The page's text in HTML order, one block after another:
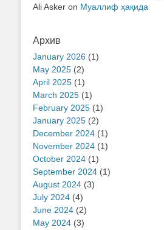
Ali Asker on Муаллиф ҳақида
Архив
January 2026 (1)
May 2025 (2)
April 2025 (1)
March 2025 (1)
February 2025 (1)
January 2025 (2)
December 2024 (1)
November 2024 (1)
October 2024 (1)
September 2024 (1)
August 2024 (3)
July 2024 (4)
June 2024 (2)
May 2024 (3)